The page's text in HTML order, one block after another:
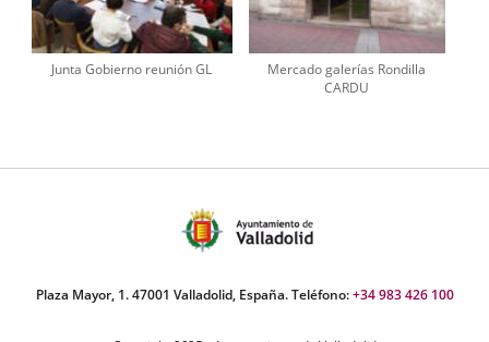
Junta Gobierno reunión GL
Mercado galerías Rondilla
CARDU
Plaza Mayor, 1. 47001 Valladolid, España. Teléfono:+34 983 426 100